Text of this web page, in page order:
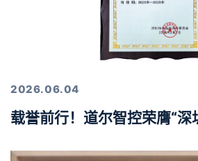
2026.06.04
载誉前行！道尔智控荣膺“